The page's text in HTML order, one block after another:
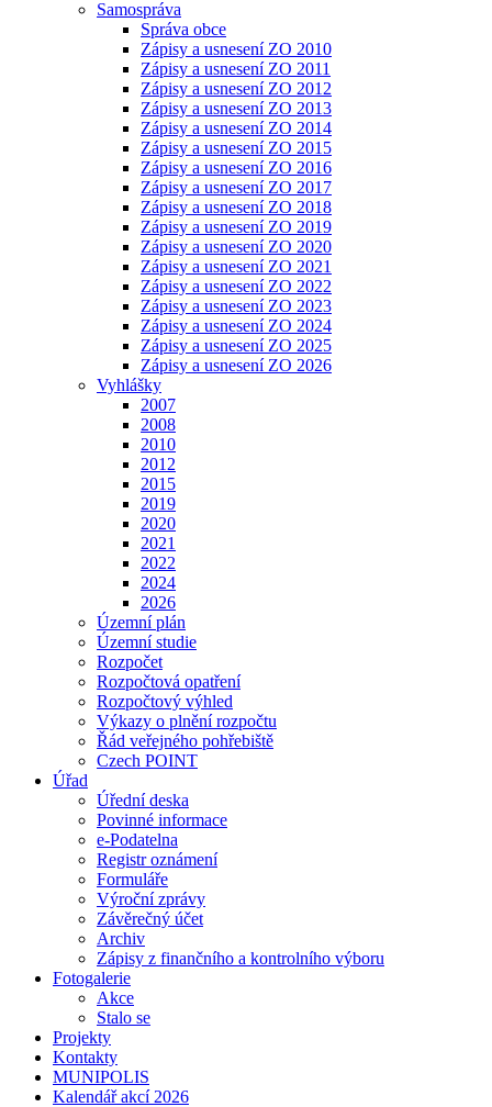
Samospráva
Správa obce
Zápisy a usnesení ZO 2010
Zápisy a usnesení ZO 2011
Zápisy a usnesení ZO 2012
Zápisy a usnesení ZO 2013
Zápisy a usnesení ZO 2014
Zápisy a usnesení ZO 2015
Zápisy a usnesení ZO 2016
Zápisy a usnesení ZO 2017
Zápisy a usnesení ZO 2018
Zápisy a usnesení ZO 2019
Zápisy a usnesení ZO 2020
Zápisy a usnesení ZO 2021
Zápisy a usnesení ZO 2022
Zápisy a usnesení ZO 2023
Zápisy a usnesení ZO 2024
Zápisy a usnesení ZO 2025
Zápisy a usnesení ZO 2026
Vyhlášky
2007
2008
2010
2012
2015
2019
2020
2021
2022
2024
2026
Územní plán
Územní studie
Rozpočet
Rozpočtová opatření
Rozpočtový výhled
Výkazy o plnění rozpočtu
Řád veřejného pohřebiště
Czech POINT
Úřad
Úřední deska
Povinné informace
e-Podatelna
Registr oznámení
Formuláře
Výroční zprávy
Závěrečný účet
Archiv
Zápisy z finančního a kontrolního výboru
Fotogalerie
Akce
Stalo se
Projekty
Kontakty
MUNIPOLIS
Kalendář akcí 2026